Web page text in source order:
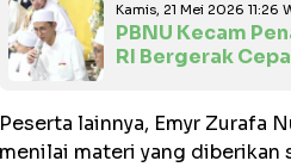
Kamis, 21 Mei 2026 11:26
PBNU Kecam
RI Bergerak
Peserta lainnya, Emyr Zurafa
menilai materi yang diberikan